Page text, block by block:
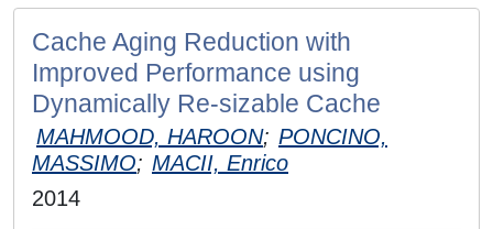
Cache Aging Reduction with
Improved Performance using
Dynamically Re-sizable Cache
MAHMOOD, HAROON; PONCINO,
MASSIMO; MACII, Enrico
2014